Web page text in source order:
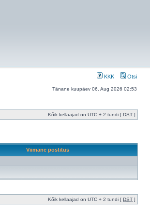
KKK Otsi
Tänane kuupäev 06. Aug 2026 02:53
Kõik kellaajad on UTC + 2 tundi [ DST ]
Viimane postitus
Kõik kellaajad on UTC + 2 tundi [ DST ]